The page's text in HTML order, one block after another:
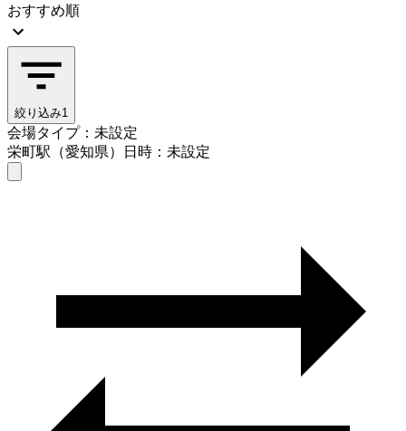
おすすめ順
絞り込み1
会場タイプ：未設定
栄町駅（愛知県）
日時：未設定